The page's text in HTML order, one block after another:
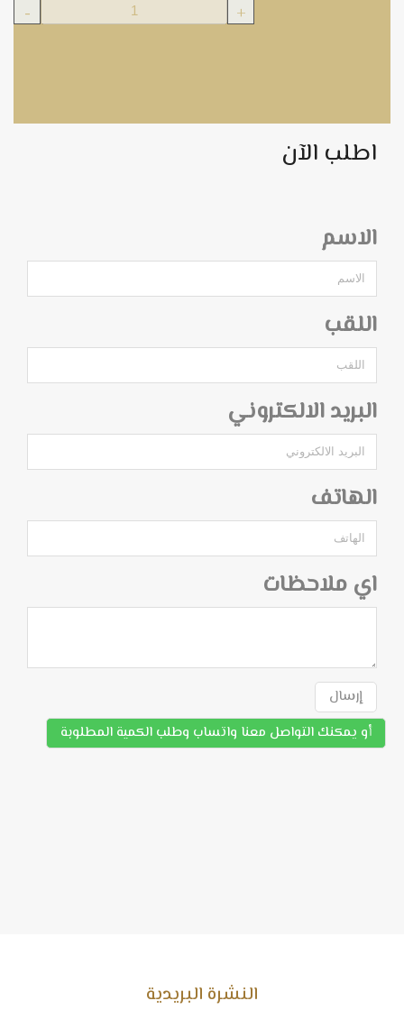
- +
اطلب الآن
الاسم
اللقب
البريد الالكتروني
الهاتف
اي ملاحظات
إرسال
أو يمكنك التواصل معنا واتساب وطلب الكمية المطلوبة
النشرة البريدية